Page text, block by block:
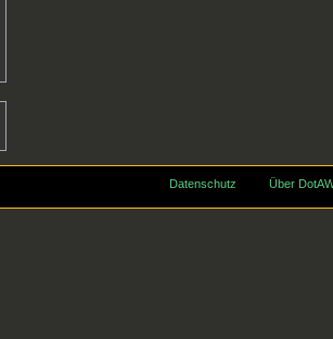
Datenschutz Über